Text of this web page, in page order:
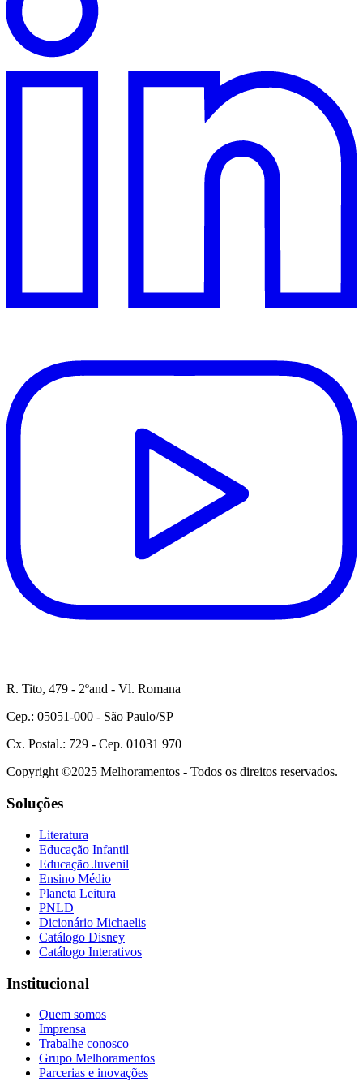
R. Tito, 479 - 2ºand - Vl. Romana
Cep.: 05051-000 - São Paulo/SP
Cx. Postal.: 729 - Cep. 01031 970
Copyright ©2025 Melhoramentos - Todos os direitos reservados.
Soluções
Literatura
Educação Infantil
Educação Juvenil
Ensino Médio
Planeta Leitura
PNLD
Dicionário Michaelis
Catálogo Disney
Catálogo Interativos
Institucional
Quem somos
Imprensa
Trabalhe conosco
Grupo Melhoramentos
Parcerias e inovações